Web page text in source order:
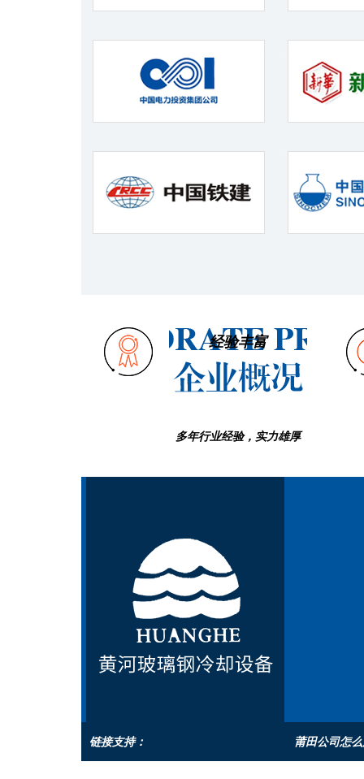
梅州卧式玻璃钢储罐价格
经验丰富
多年行业经验，实力雄厚
链接支持： 莆田公司怎